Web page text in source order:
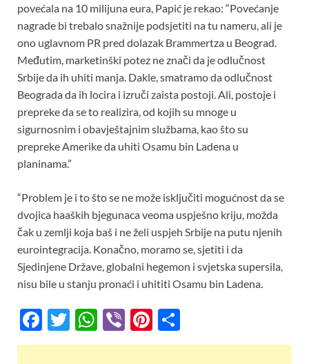
povećala na 10 milijuna eura, Papić je rekao: “Povećanje
nagrade bi trebalo snažnije podsjetiti na tu nameru, ali je
ono uglavnom PR pred dolazak Brammertza u Beograd.
Međutim, marketinški potez ne znači da je odlučnost
Srbije da ih uhiti manja. Dakle, smatramo da odlučnost
Beograda da ih locira i izruči zaista postoji. Ali, postoje i
prepreke da se to realizira, od kojih su mnoge u
sigurnosnim i obavještajnim službama, kao što su
prepreke Amerike da uhiti Osamu bin Ladena u
planinama.”
“Problem je i to što se ne može isključiti mogućnost da se
dvojica haaških bjegunaca veoma uspješno kriju, možda
čak u zemlji koja baš i ne želi uspjeh Srbije na putu njenih
eurointegracija. Konačno, moramo se, sjetiti i da
Sjedinjene Države, globalni hegemon i svjetska supersila,
nisu bile u stanju pronaći i uhititi Osamu bin Ladena.
F
ac
T
w
W
h
Vi
b
Pi
nt h